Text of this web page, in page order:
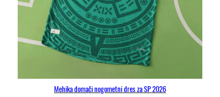
Mehika domači nogometni dres za SP 2026